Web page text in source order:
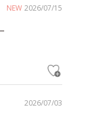
NEW 2026/07/15
2026/07/03